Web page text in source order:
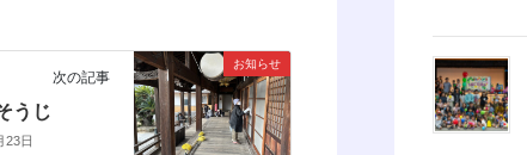
お知らせ
次の記事
うじ
23日